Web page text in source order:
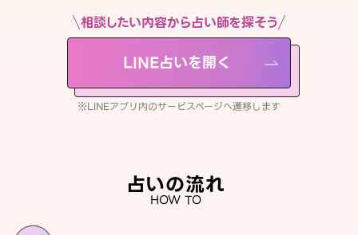
相談したい内容から占い師を探そう
LINE占いを開く
※LINEアプリ内のサービスページへ遷移します
占いの流れ
HOW TO